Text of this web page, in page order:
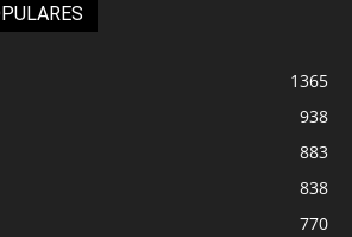
1365
938
883
838
770